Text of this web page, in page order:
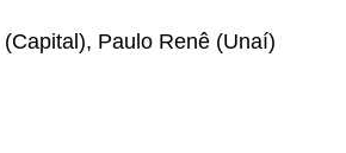
Paulo Renê (Unaí)